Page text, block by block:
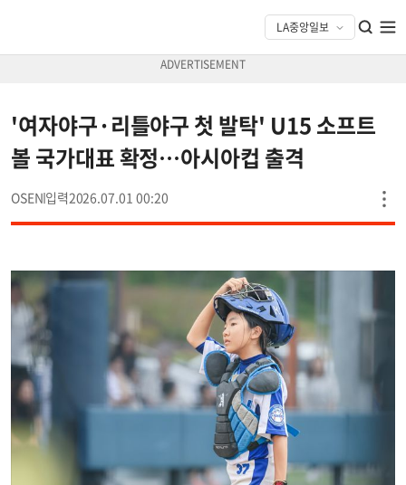
'여자야구·리틀야구 첫 발탁' U15 소프트
볼 국가대표 확정…아시아컵 출격
OSEN 2026.07.01 00:20